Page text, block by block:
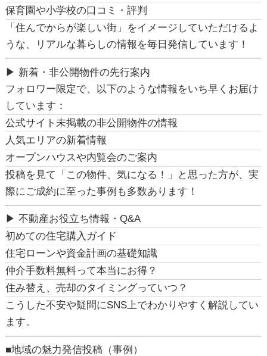
保育園や小学校の口コミ・評判
「住んでからが楽しい街」をイメージしていただけるよ
うな、
リアルな暮らしの情報を毎日発信しています！
▶ 新着・非公開物件の先行案内
フォロワー限定で、以下のような情報をいち早くお届け
しています：
公式サイト未掲載の非公開物件の情報
人気エリアの新着情報
オープンハウスや内覧会のご案内
投稿を見て「この物件、気になる！」と思った方が、実
際にご成約に至った事例も多数あります！
▶ 不動産お役立ち情報・Q&A
初めての住宅購入ガイド
住宅ローンや資金計画の基礎知識
仲介手数料無料って本当にお得？
住み替え、売却のタイミングっていつ？
こうした不安や疑問にSNS上でわかりやすく解説してい
ます。
■地域の魅力発信投稿（事例）